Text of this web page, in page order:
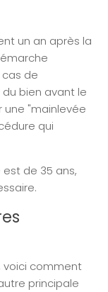
un an après la
de
bien avant le
"mainlevée
qui
de 35 ans,
voici comment
principale